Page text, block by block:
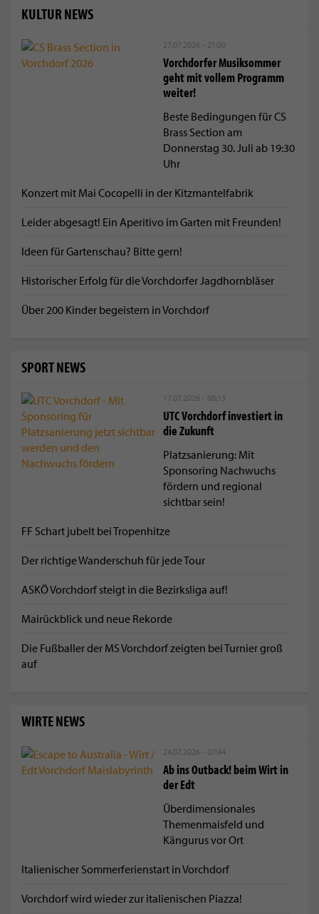
KULTUR NEWS
27.07.2026 - 21:00
Vorchdorfer Musiksommer
geht mit vollem Programm
weiter!
Beste Bedingungen für CS
Brass Section am
Donnerstag 30. Juli ab 19:30
Uhr
Konzert mit Mai Cocopelli in der Kitzmantelfabrik
Leider abgesagt! Ein Aperitivo im Garten mit Freunden!
Ideen für Gartenschau? Bitte gern!
Historischer Erfolg für die Vorchdorfer Jagdhornbläser
Über 200 Kinder begeistern in Vorchdorf
SPORT NEWS
17.07.2026 - 08:13
UTC Vorchdorf investiert in
die Zukunft
Platzsanierung: Mit
Sponsoring Nachwuchs
fördern und regional
sichtbar sein!
FF Schart jubelt bei Tropenhitze
Der richtige Wanderschuh für jede Tour
ASKÖ Vorchdorf steigt in die Bezirksliga auf!
Mairückblick und neue Rekorde
Die Fußballer der MS Vorchdorf zeigten bei Turnier groß
auf
WIRTE NEWS
24.07.2026 - 07:44
Ab ins Outback! beim Wirt in
der Edt
Überdimensionales
Themenmaisfeld und
Kängurus vor Ort
Italienischer Sommerferienstart in Vorchdorf
Vorchdorf wird wieder zur italienischen Piazza!